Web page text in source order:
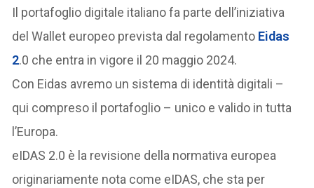
Il portafoglio digitale italiano fa parte dell’iniziativa
del Wallet europeo prevista dal regolamento Eidas
2.0 che entra in vigore il 20 maggio 2024.
Con Eidas avremo un sistema di identità digitali –
qui compreso il portafoglio – unico e valido in tutta
l’Europa.
eIDAS 2.0 è la revisione della normativa europea
originariamente nota come eIDAS, che sta per